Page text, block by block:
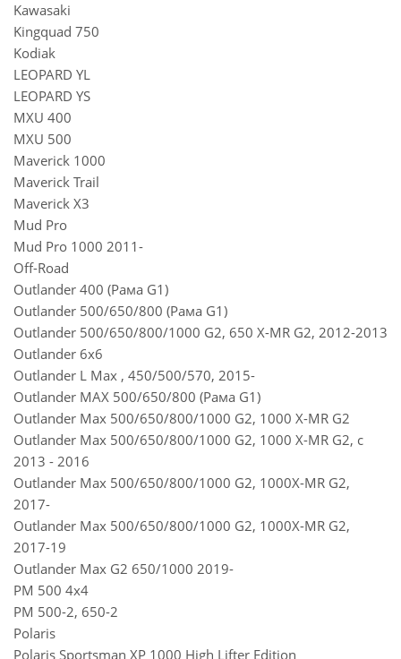
Kawasaki
Kingquad 750
Kodiak
LEOPARD YL
LEOPARD YS
MXU 400
MXU 500
Maverick 1000
Maverick Trail
Maverick X3
Mud Pro
Mud Pro 1000 2011-
Off-Road
Outlander 400 (Рама G1)
Outlander 500/650/800 (Рама G1)
Outlander 500/650/800/1000 G2, 650 X-MR G2, 2012-2013
Outlander 6x6
Outlander L Max , 450/500/570, 2015-
Outlander MAX 500/650/800 (Рама G1)
Outlander Max 500/650/800/1000 G2, 1000 X-MR G2
Outlander Max 500/650/800/1000 G2, 1000 X-MR G2, с
2013 - 2016
Outlander Max 500/650/800/1000 G2, 1000X-MR G2,
2017-
Outlander Max 500/650/800/1000 G2, 1000X-MR G2,
2017-19
Outlander Max G2 650/1000 2019-
PM 500 4x4
PM 500-2, 650-2
Polaris
Polaris Sportsman XP 1000 High Lifter Edition